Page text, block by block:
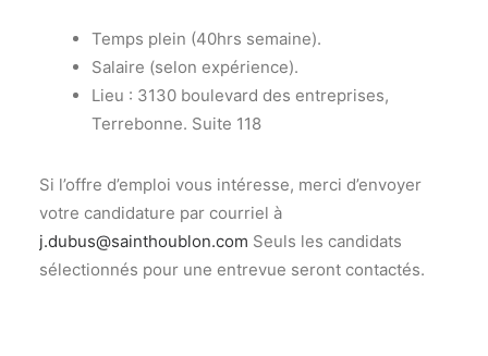
Temps plein (40hrs semaine).
Salaire (selon expérience).
Lieu : 3130 boulevard des entreprises,
Terrebonne. Suite 118
Si l’offre d’emploi vous intéresse, merci d’envoyer
votre candidature par courriel à
j.dubus@sainthoublon.com Seuls les candidats
sélectionnés pour une entrevue seront contactés.